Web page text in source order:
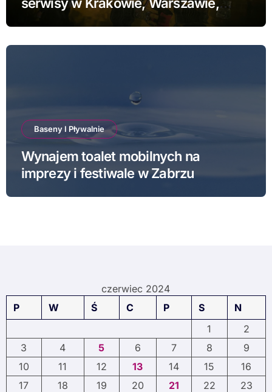
Poznaniu i Łodzi
Baseny I Pływalnie
Wynajem toalet mobilnych na
imprezy i festiwale w Zabrzu
czerwiec 2024
P
W Ś C P S
N
1
2
3
4 5 6 7 8
9
10
11 12 13 14 15
16
17
18 19 20 21 22
23